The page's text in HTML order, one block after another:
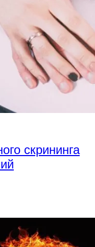
скрининга